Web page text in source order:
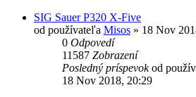
SIG Sauer P320 X-Five
od používateľa Misos » 18 Nov
0 Odpovedí
11587 Zobrazení
Posledný príspevokod
18 Nov 2018, 20:29